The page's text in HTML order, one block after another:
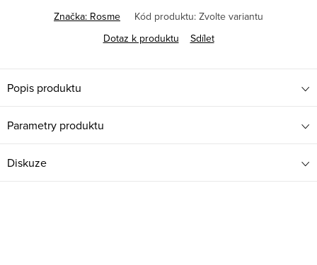
Značka: Rosme Kód produktu: Zvolte variantu
Dotaz k produktu
Sdílet
Popis produktu
Parametry produktu
Diskuze